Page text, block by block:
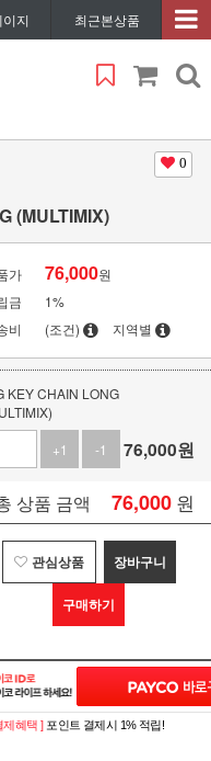
지 최근본상품
0
(MULTIMIX)
가 76,000원
금
1%
비
(조건) 지역별
KEY CHAIN LONG
+1
-1 76,000원
상품 금액 76,000 원
관심상품 장바구니
구매하기
제혜택 ] 포인트 결제시 1% 적립!